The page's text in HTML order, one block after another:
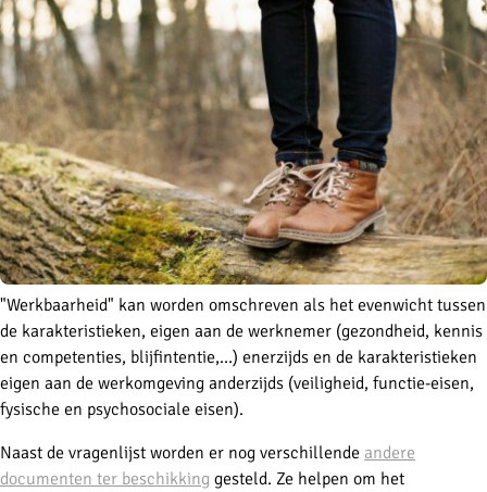
"Werkbaarheid" kan worden omschreven als het evenwicht tussen
de karakteristieken, eigen aan de werknemer (gezondheid, kennis
en competenties, blijfintentie,…) enerzijds en de karakteristieken
eigen aan de werkomgeving anderzijds (veiligheid, functie-eisen,
fysische en psychosociale eisen).
Naast de vragenlijst worden er nog verschillende andere
documenten ter beschikking gesteld. Ze helpen om het